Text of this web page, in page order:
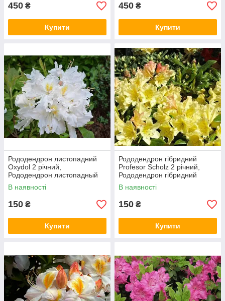
450 ₴
Купити
450 ₴
Купити
Рододендрон листопадний
Oxydol 2 річний,
Рододендрон листопадный
Оксидол, Rhododendron
Oxydol
В наявності
150 ₴
Купити
Рододендрон гібридний
Profesor Scholz 2 річний,
Рододендрон гібридний
Проффесор Шольц,
Rhododendron Profesor
В наявності
150 ₴
Купити